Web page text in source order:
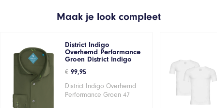
Maak je look compleet
District Indigo
Overhemd Performance
Groen District Indigo
€ 99,95
District Indigo Overhemd
Performance Groen 47